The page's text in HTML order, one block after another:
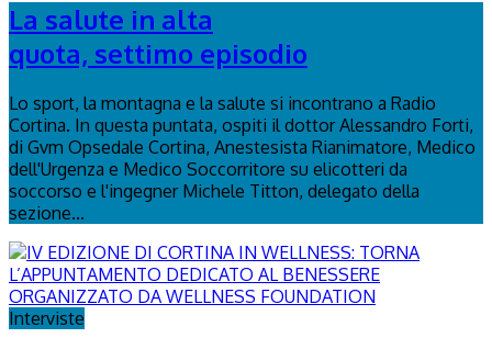
La salute in alta
quota, settimo episodio
Lo sport, la montagna e la salute si incontrano a Radio
Cortina. In questa puntata, ospiti il dottor Alessandro Forti,
di Gvm Opsedale Cortina, Anestesista Rianimatore, Medico
dell'Urgenza e Medico Soccorritore su elicotteri da
soccorso e l'ingegner Michele Titton, delegato della
sezione...
Interviste